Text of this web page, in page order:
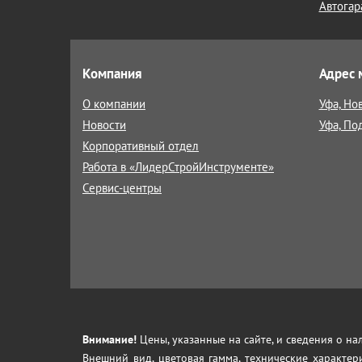
Компания
О компании
Новости
Корпоративный отдел
Работа в «ЛидерСтройИнструменте»
Сервис-центры
Адрес
Уфа,
Уфа,
Внимание! Цены, указанные на сайте, и сведения о
Внешний вид, цветовая гамма, технические